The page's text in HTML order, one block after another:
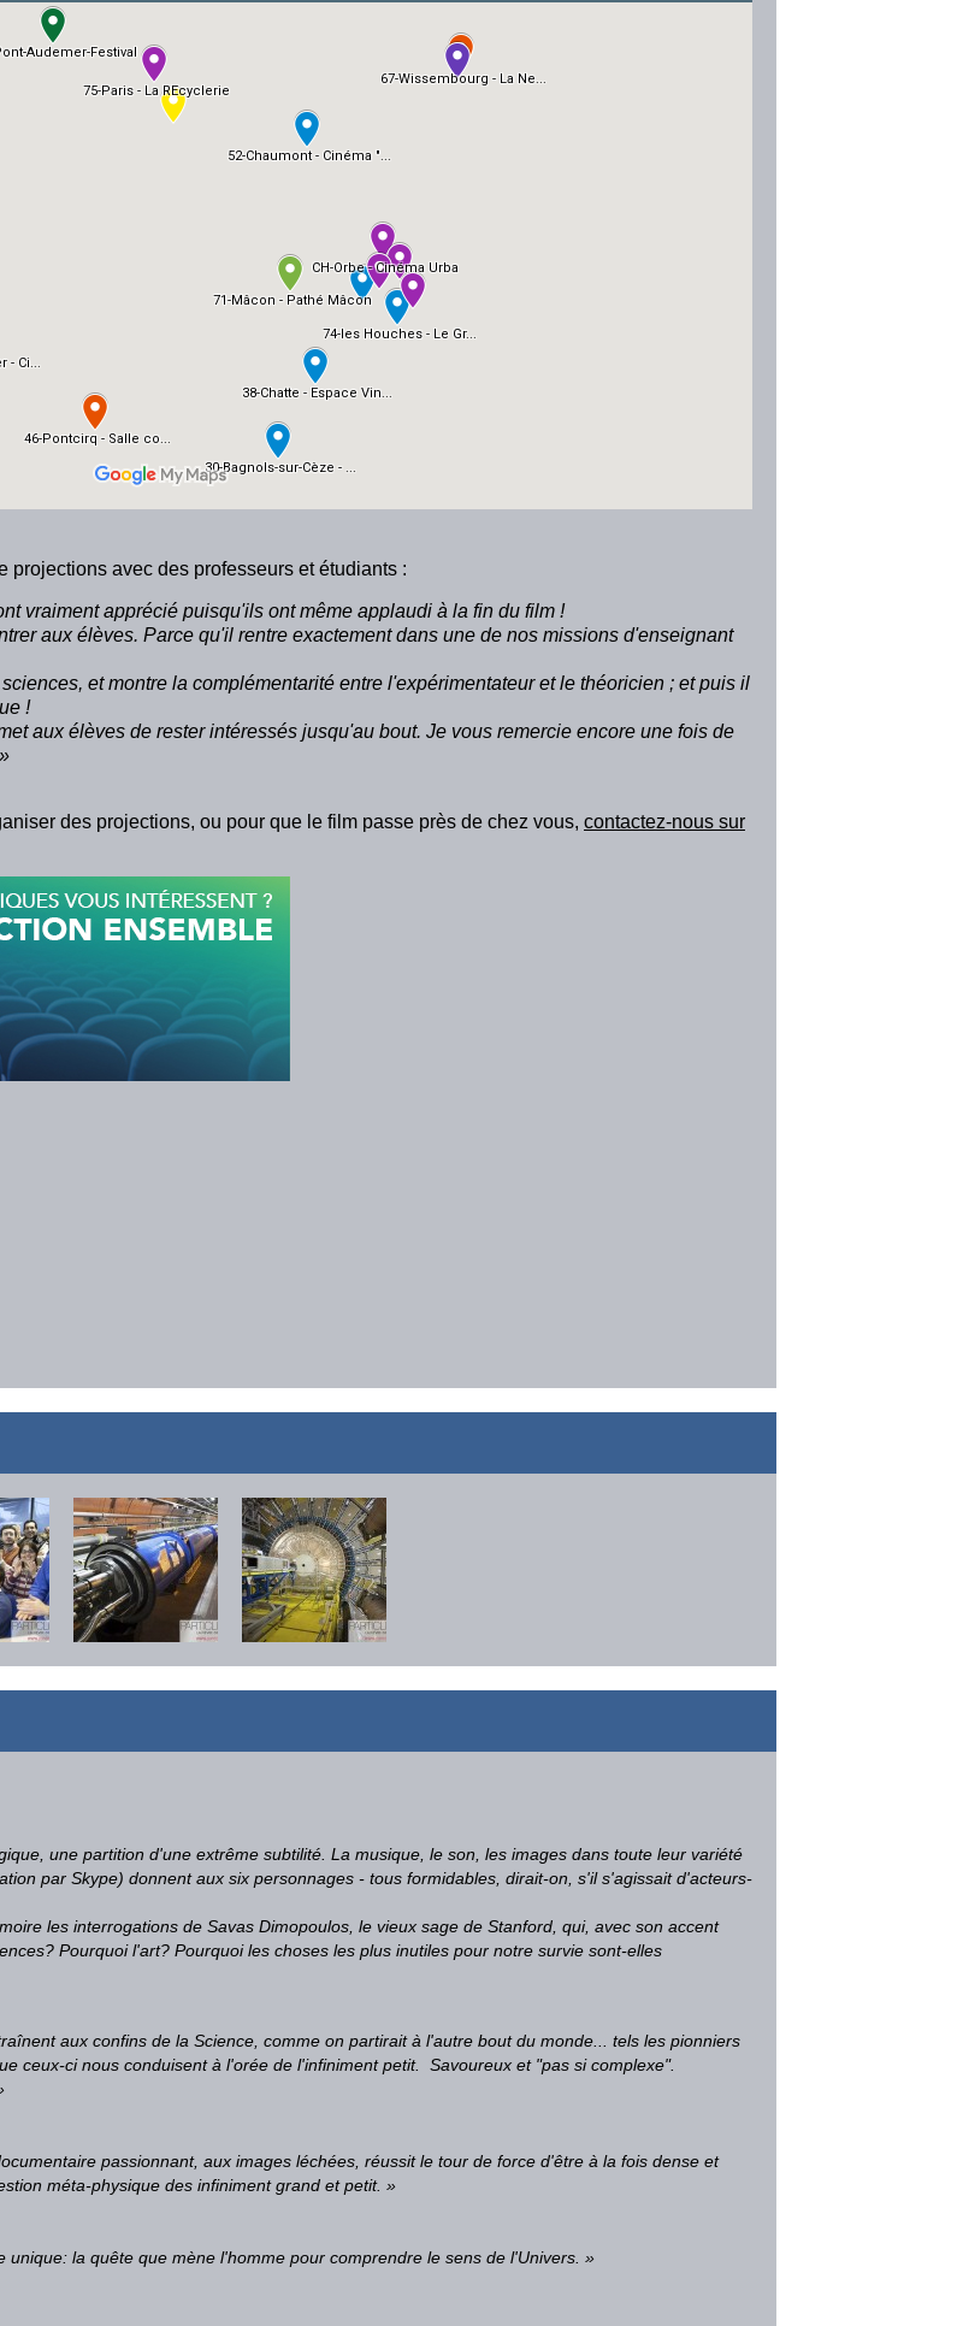
avec des professeurs et étudiants :
vraiment apprécié puisqu'ils ont même applaudi à la fin du film !
aux élèves. Parce qu'il rentre exactement dans une de nos missions d'enseignant
et montre la complémentarité entre l'expérimentateur et le théoricien ; et puis il
!
aux élèves de rester intéressés jusqu'au bout. Je vous remercie encore une fois de
des projections, ou pour que le film passe près de chez vous, contactez-nous sur
une partition d'une extrême subtilité. La musique, le son, les images dans toute leur variété
par Skype) donnent aux six personnages - tous formidables, dirait-on, s'il s'agissait d'acteurs-
les interrogations de Savas Dimopoulos, le vieux sage de Stanford, qui, avec son accent
Pourquoi l'art? Pourquoi les choses les plus inutiles pour notre survie sont-elles
aux confins de la Science, comme on partirait à l'autre bout du monde... tels les pionniers
ceux-ci nous conduisent à l'orée de l'infiniment petit. Savoureux et "pas si complexe".
passionnant, aux images léchées, réussit le tour de force d'être à la fois dense et
méta-physique des infiniment grand et petit. »
la quête que mène l'homme pour comprendre le sens de l'Univers. »